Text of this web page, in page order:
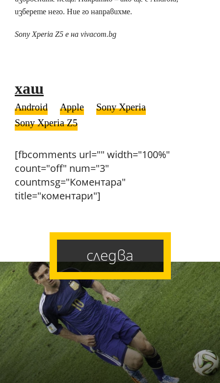
изберете него. Ние го направихме.
Sony Xperia Z5 е на vivacom.bg
хаш
Android Apple
Sony Xperia
Sony Xperia Z5
[fbcomments url="" width="100%"
count="off" num="3"
countmsg="Коментара"
title="коментари"]
следва